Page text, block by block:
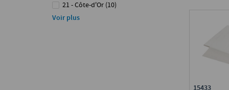
21 - Côte-d'Or (10)
26 - Drôme
Voir plus
15433